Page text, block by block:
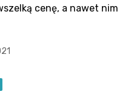
cenę, a nawet nim